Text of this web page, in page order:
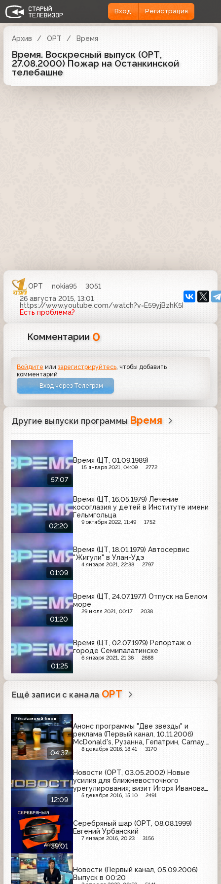
Вход Регистрация
Архив ОРТ Время
Время. Воскресный выпуск (ОРТ,
27.08.2000) Пожар на Останкинской
телебашне
ОРТ nokia95
3051
26 августа 2015, 13:01
https://www.youtube.com/watch?v=E59yjBzhK5I
Есть проблема?
Комментарии 0
Войдите илизарегистрируйтесь , чтобы добавить
комментарий
Вход через Телеграм
Другие выпуски программы Время
57:07
Время (ЦТ, 01.09.1989)
15 января 2021, 04:09 2772
02:20
Время (ЦТ, 16.05.1979) Лечение
косоглазия у детей в Институте имени
Гельмгольца
9 октября 2022, 11:49 1752
01:09
Время (ЦТ, 18.01.1979) Автосервис
"Жигули" в Улан-Удэ
4 января 2021, 22:38 2797
01:20
Время (ЦТ, 24.07.1977) Отпуск на Белом
море
29 июля 2021, 00:17 2038
01:25
Время (ЦТ, 02.07.1979) Репортаж о
городе Семипалатинске
6 января 2021, 21:36 2688
Ещё записи с канала ОРТ
04:37
Анонс программы "Две звезды" и
реклама (Первый канал, 10.11.2006)
McDonald's, Рузанна, Гепатрин, Camay,
BBK, Domestos, Невское, МТС, Белый
8 декабря 2016, 18:41 3170
Рекламный блок
12:09
Новости (ОРТ, 03.05.2002) Новые
усилия для ближневосточного
урегулирования; визит Игоря Иванова
в США; авиакатастрофа в Индии
5 декабря 2016, 15:10 2491
39:01
Серебряный шар (ОРТ, 08.08.1999)
Евгений Урбанский
7 января 2016, 20:23 3156
Новости (Первый канал, 05.09.2006)
Выпуск в 00:20